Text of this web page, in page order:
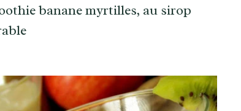
banane myrtilles, au sirop